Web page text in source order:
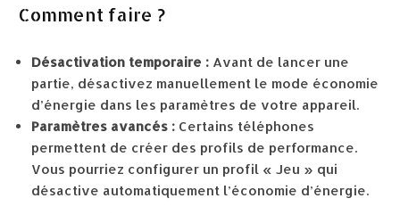
Comment faire ?
Désactivation temporaire : Avant de lancer une
partie, désactivez manuellement le mode économie
d’énergie dans les paramètres de votre appareil.
Paramètres avancés : Certains téléphones
permettent de créer des profils de performance.
Vous pourriez configurer un profil « Jeu » qui
désactive automatiquement l’économie d’énergie.